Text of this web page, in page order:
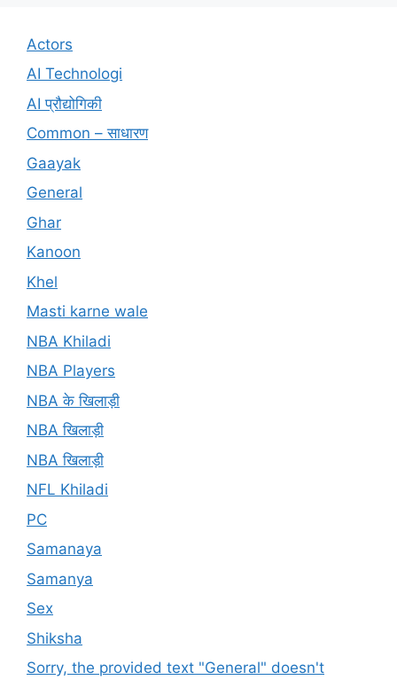
Actors
AI Technologi
AI प्रौद्योगिकी
Common – साधारण
Gaayak
General
Ghar
Kanoon
Khel
Masti karne wale
NBA Khiladi
NBA Players
NBA के खिलाड़ी
NBA खिलाड़ी
NBA खिलाड़ी
NFL Khiladi
PC
Samanaya
Samanya
Sex
Shiksha
Sorry, the provided text "General" doesn't